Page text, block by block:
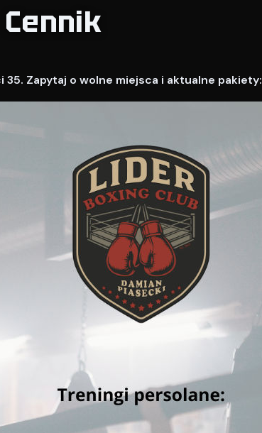
Cennik
Zapytaj o wolne miejsca i aktualne pakiety: